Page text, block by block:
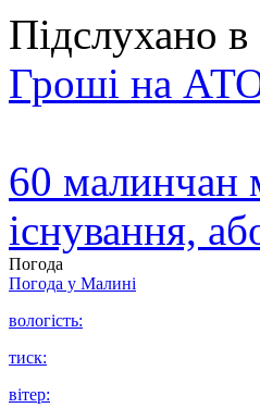
Підслухано
Гроші на
60 малинчан
існування,
Погода
Погода у Малині
вологість:
тиск:
вітер: